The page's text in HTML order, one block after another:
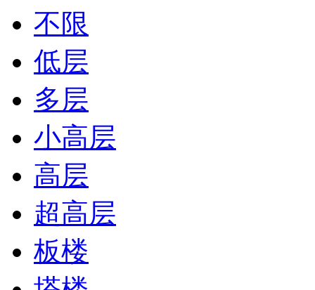
不限
低层
多层
小高层
高层
超高层
板楼